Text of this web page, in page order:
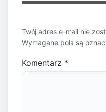
Twój adres e-mail nie
Wymagane pola są
Komentarz *